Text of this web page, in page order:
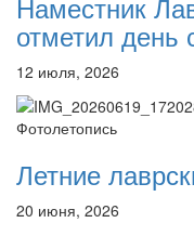
отметил день
12 июля, 2026
Фотолетопись
Летние
20 июня, 2026